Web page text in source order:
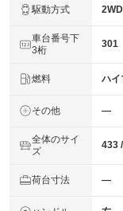
駆動方式 2WD
車台番号下
3桁
301
燃料 ハイ
その他 ―
全体のサイ
ズ
433
荷台寸法 ―